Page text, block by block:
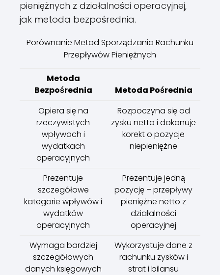
pieniężnych z działalności operacyjnej,
jak metoda bezpośrednia.
Porównanie Metod Sporządzania Rachunku
Przepływów Pieniężnych
Metoda
Bezpośrednia
Metoda Pośrednia
Opiera się na
rzeczywistych
wpływach i
wydatkach
operacyjnych
Rozpoczyna się od
zysku netto i dokonuje
korekt o pozycje
niepieniężne
Prezentuje
szczegółowe
kategorie wpływów i
wydatków
operacyjnych
Prezentuje jedną
pozycję – przepływy
pieniężne netto z
działalności
operacyjnej
Wymaga bardziej
szczegółowych
danych księgowych
Wykorzystuje dane z
rachunku zysków i
strat i bilansu